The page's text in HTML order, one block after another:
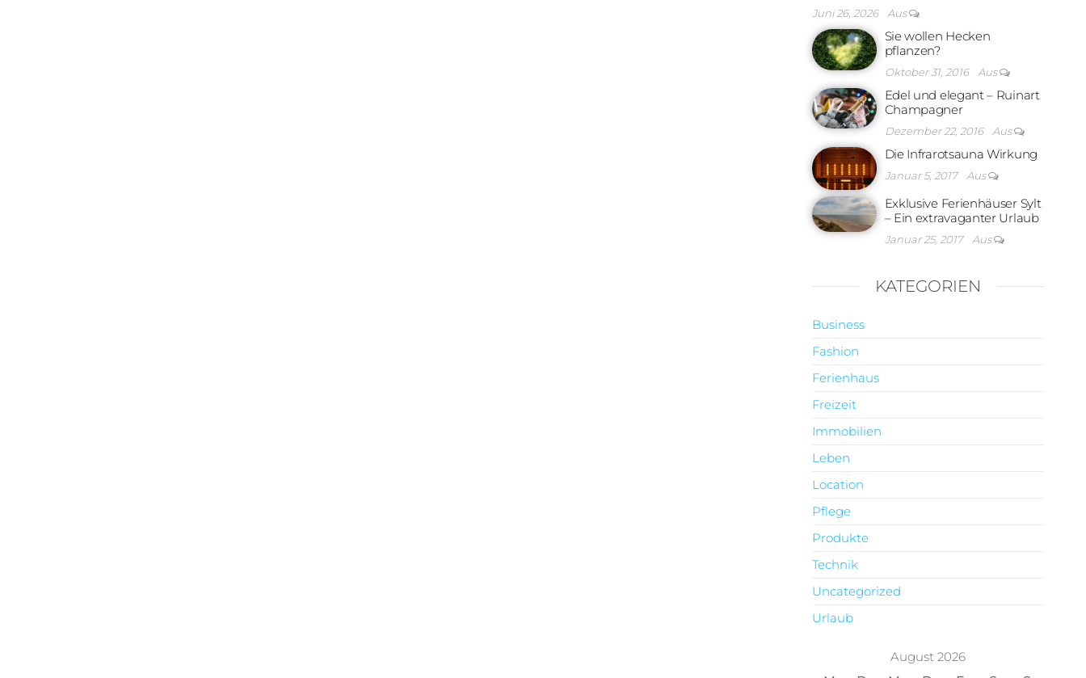
Juni 26, 2026 Aus
Sie wollen Hecken
pflanzen?
Oktober 31, 2016 Aus
Edel und elegant – Ruinart
Champagner
Dezember 22, 2016 Aus
Die Infrarotsauna Wirkung
Januar 5, 2017 Aus
Exklusive Ferienhäuser Sylt
– Ein extravaganter Urlaub
Januar 25, 2017 Aus
KATEGORIEN
Business
Fashion
Ferienhaus
Freizeit
Immobilien
Leben
Location
Pflege
Produkte
Technik
Uncategorized
Urlaub
August 2026